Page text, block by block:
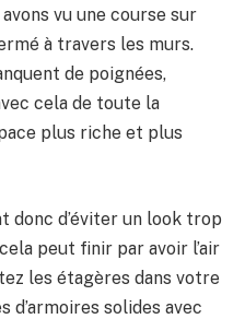
vu une course sur
à travers les murs.
de poignées,
cela de toute la
plus riche et plus
donc d’éviter un look trop
peut finir par avoir l’air
les étagères dans votre
d’armoires solides avec